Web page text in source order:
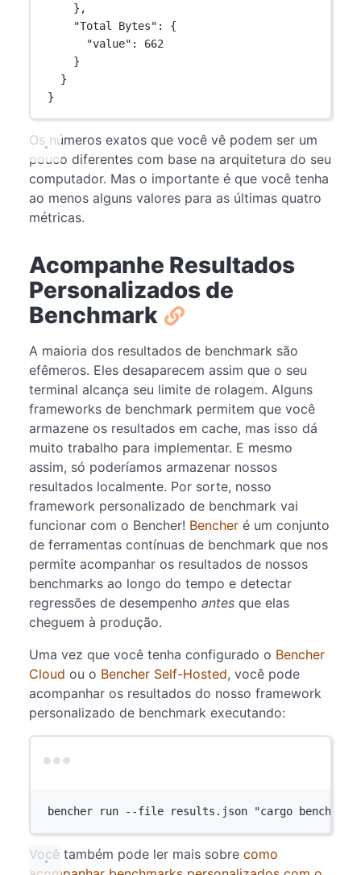
},
"Total Bytes" : {
"value" : 662
}
}
}
Os números exatos que você vê podem ser um
pouco diferentes com base na arquitetura do seu
computador. Mas o importante é que você tenha
ao menos alguns valores para as últimas quatro
métricas.
Acompanhe Resultados
Personalizados de
Benchmark
A maioria dos resultados de benchmark são
efêmeros. Eles desaparecem assim que o seu
terminal alcança seu limite de rolagem. Alguns
frameworks de benchmark permitem que você
armazene os resultados em cache, mas isso dá
muito trabalho para implementar. E mesmo
assim, só poderíamos armazenar nossos
resultados localmente. Por sorte, nosso
framework personalizado de benchmark vai
funcionar com o Bencher! Bencher é um conjunto
de ferramentas contínuas de benchmark que nos
permite acompanhar os resultados de nossos
benchmarks ao longo do tempo e detectar
regressões de desempenho antes que elas
cheguem à produção.
Uma vez que você tenha configurado o Bencher
Cloud ou o Bencher Self-Hosted, você pode
acompanhar os resultados do nosso framework
personalizado de benchmark executando:
bencher run --file results.json "cargo bench"
Você também pode ler mais sobre como